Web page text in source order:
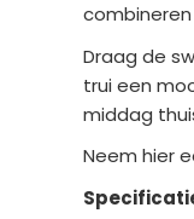
Draag de
trui een
middag
Neem hier